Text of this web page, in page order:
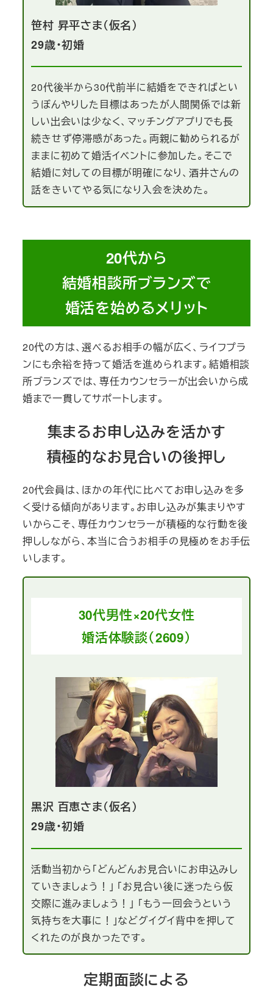
笹村 昇平さま（仮名）
29歳・初婚
20代後半から30代前半に結婚をできればとい
うぼんやりした目標はあったが人間関係では新
しい出会いは少なく、マッチングアプリでも長
続きせず停滞感があった。両親に勧められるが
ままに初めて婚活イベントに参加した。そこで
結婚に対しての目標が明確になり、酒井さんの
話をきいてやる気になり入会を決めた。
20代から
結婚相談所ブランズで
婚活を始めるメリット
20代の方は、選べるお相手の幅が広く、ライフプラ
ンにも余裕を持って婚活を進められます。結婚相談
所ブランズでは、専任カウンセラーが出会いから成
婚まで一貫してサポートします。
集まるお申し込みを活かす
積極的なお見合いの後押し
20代会員は、ほかの年代に比べてお申し込みを多
く受ける傾向があります。お申し込みが集まりやす
いからこそ、専任カウンセラーが積極的な行動を後
押ししながら、本当に合うお相手の見極めをお手伝
いします。
30代男性×20代女性
婚活体験談（2609）
黒沢 百恵さま（仮名）
29歳・初婚
活動当初から「どんどんお見合いにお申込みし
ていきましょう！」 「お見合い後に迷ったら仮
交際に進みましょう！」 「もう一回会うという
気持ちを大事に！」などグイグイ背中を押して
くれたのが良かったです。
定期面談による